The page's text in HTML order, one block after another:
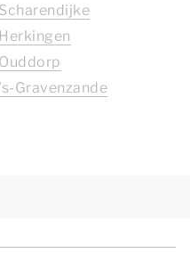
Gravenzande